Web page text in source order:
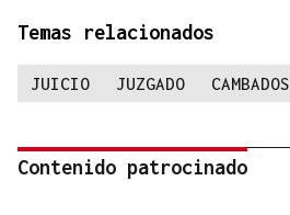
Temas relacionados
JUICIO JUZGADO CAMBADOS
Contenido patrocinado